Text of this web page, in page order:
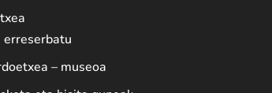
erreserbatu
– museoa